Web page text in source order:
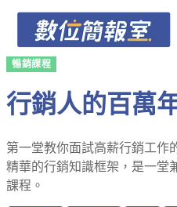
暢銷課程
行銷人的百萬
第一堂教你面試高薪行銷工作
精華的行銷知識框架，是一堂
課程。